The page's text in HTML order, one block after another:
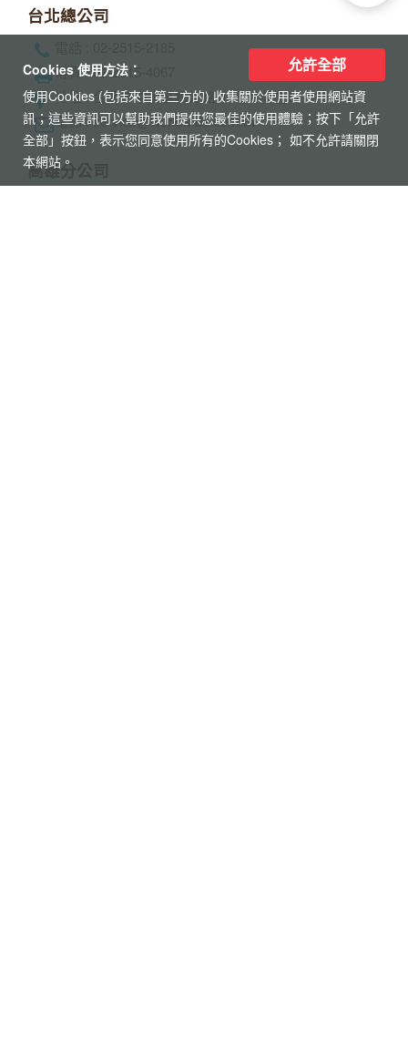
Cookies 使用方法：
使用Cookies (包括來自第三方的) 收集關於使用者使用網站資
訊；這些資訊可以幫助我們提供您最佳的使用體驗；按下「允許
全部」按鈕，表示您同意使用所有的Cookies； 如不允許請關閉
本網站。
允許全部
台北總公司
傳真 : 02-2515-4067
地址 : 台北市中山區松江路101號7樓之1
電郵 : service@worldwide.com.tw
高雄分公司